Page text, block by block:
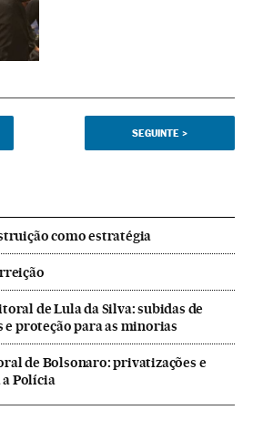
SEGUINTE >
como estratégia
de Lula da Silva: subidas de
proteção para as minorias
de Bolsonaro: privatizações e
Polícia